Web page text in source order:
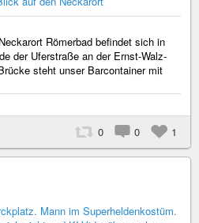
Römerbad befindet sich in
der Uferstraße an der Ernst-Walz-
steht unser Barcontainer mit
0 0 1